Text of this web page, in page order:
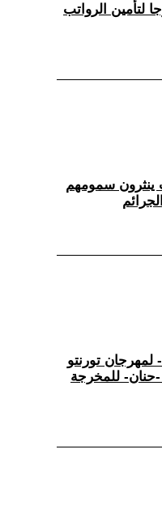
لتأمين الرواتب
ينثرون سمومهم
لمهرجان تورنتو
لعام 2026، فيلم -حنان- للمخرجة